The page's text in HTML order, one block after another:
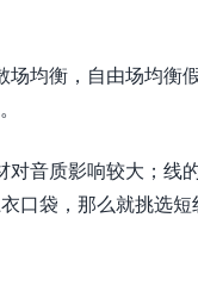
均衡，自由场均衡
音质影响较大；线
口袋，那么就挑选